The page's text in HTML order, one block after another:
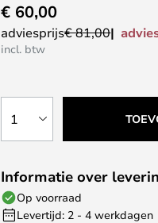
€ 60,00
adviesprijs€ 81,00
incl. btw
1
Informatie over
Op voorraad
Levertijd: 2 - 4 werkdagen